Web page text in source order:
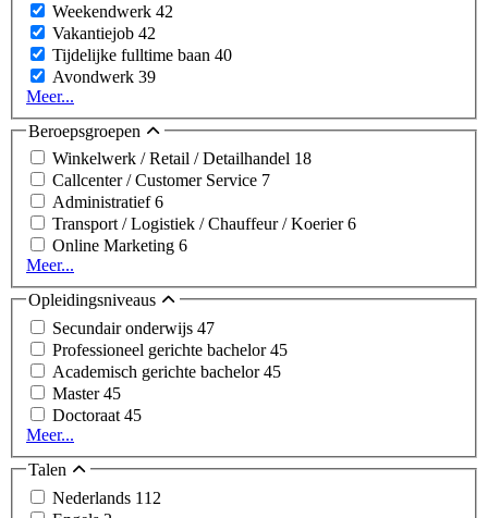
Weekendwerk 42
Vakantiejob 42
Tijdelijke fulltime baan 40
Avondwerk 39
Meer...
Beroepsgroepen
Winkelwerk / Retail / Detailhandel 18
Callcenter / Customer Service 7
Administratief6
Transport / Logistiek / Chauffeur / Koerier6
Online Marketing 6
Meer...
Opleidingsniveaus
Secundair onderwijs 47
Professioneel gerichte bachelor45
Academisch gerichte bachelor45
Master45
Doctoraat 45
Meer...
Talen
Nederlands 112